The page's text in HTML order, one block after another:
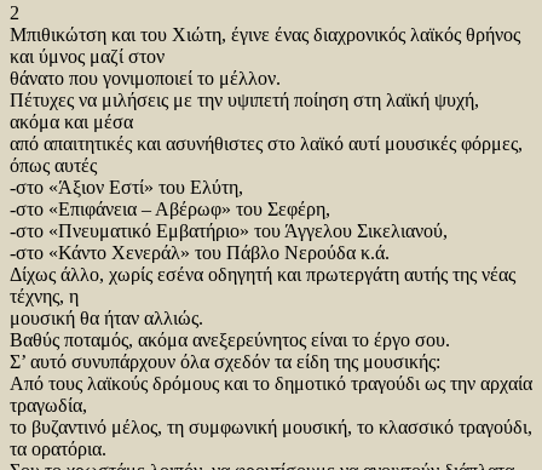
2
Μπιθικώτση και του Χιώτη, έγινε ένας διαχρονικός λαϊκός θρήνος
και ύμνος μαζί στον
θάνατο που γονιμοποιεί το μέλλον.
Πέτυχες να μιλήσεις με την υψιπετή ποίηση στη λαϊκή ψυχή,
ακόμα και μέσα
από απαιτητικές και ασυνήθιστες στο λαϊκό αυτί μουσικές φόρμες,
όπως αυτές
-στο «Άξιον Εστί» του Ελύτη,
-στο «Επιφάνεια – Αβέρωφ» του Σεφέρη,
-στο «Πνευματικό Εμβατήριο» του Άγγελου Σικελιανού,
-στο «Κάντο Χενεράλ» του Πάβλο Νερούδα κ.ά.
Δίχως άλλο, χωρίς εσένα οδηγητή και πρωτεργάτη αυτής της νέας
τέχνης, η
μουσική θα ήταν αλλιώς.
Βαθύς ποταμός, ακόμα ανεξερεύνητος είναι το έργο σου.
Σ’ αυτό συνυπάρχουν όλα σχεδόν τα είδη της μουσικής:
Από τους λαϊκούς δρόμους και το δημοτικό τραγούδι ως την αρχαία
τραγωδία,
το βυζαντινό μέλος, τη συμφωνική μουσική, το κλασσικό τραγούδι,
τα ορατόρια.